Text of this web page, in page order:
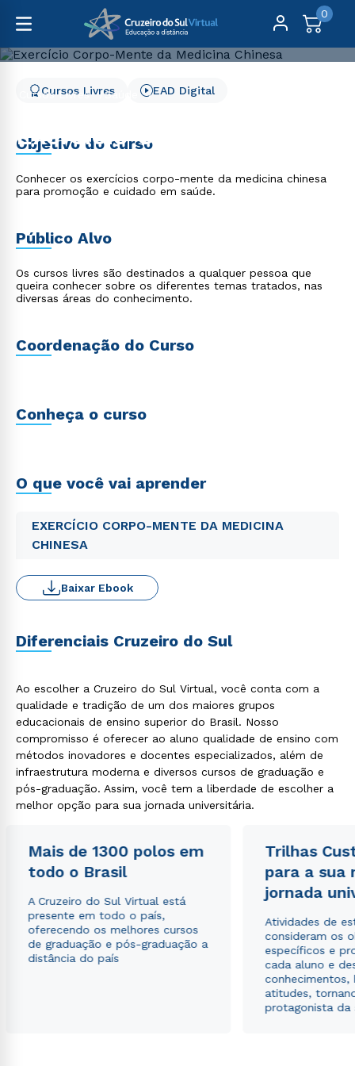
0
Cursos Livres
Saúde
Exercício Corpo-Mente
da Medicina Chinesa
Cursos Livres EAD Digital
Objetivo do curso
Conhecer os exercícios corpo-mente da medicina chinesa
para promoção e cuidado em saúde.
Público Alvo
Os cursos livres são destinados a qualquer pessoa que
queira conhecer sobre os diferentes temas tratados, nas
diversas áreas do conhecimento.
Coordenação do Curso
Conheça o curso
O que você vai aprender
EXERCÍCIO CORPO-MENTE DA MEDICINA
CHINESA
Baixar Ebook
Diferenciais Cruzeiro do Sul
Ao escolher a Cruzeiro do Sul Virtual, você conta com a
qualidade e tradição de um dos maiores grupos
educacionais de ensino superior do Brasil. Nosso
compromisso é oferecer ao aluno qualidade de ensino com
métodos inovadores e docentes especializados, além de
infraestrutura moderna e diversos cursos de graduação e
pós-graduação. Assim, você tem a liberdade de escolher a
melhor opção para sua jornada universitária.
Mais de 1300 polos em
todo o Brasil
A Cruzeiro do Sul Virtual está
presente em todo o país,
oferecendo os melhores cursos
de graduação e pós-graduação a
distância do país
Trilhas
para a sua
jornada
Atividades de
consideram os
específicos e
cada aluno e
conhecimentos,
atitudes,
protagonista da